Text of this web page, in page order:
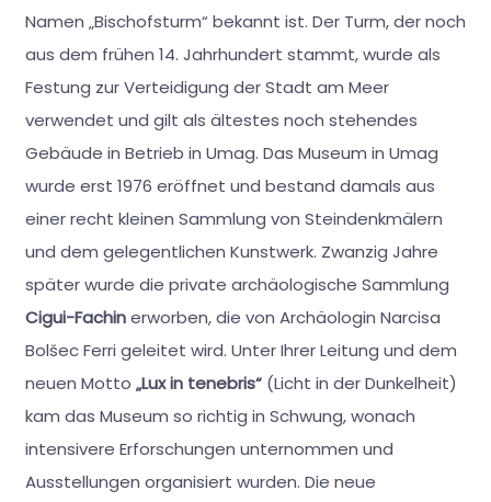
Namen „Bischofsturm“ bekannt ist. Der Turm, der noch
aus dem frühen 14. Jahrhundert stammt, wurde als
Festung zur Verteidigung der Stadt am Meer
verwendet und gilt als ältestes noch stehendes
Gebäude in Betrieb in Umag. Das Museum in Umag
wurde erst 1976 eröffnet und bestand damals aus
einer recht kleinen Sammlung von Steindenkmälern
und dem gelegentlichen Kunstwerk. Zwanzig Jahre
später wurde die private archäologische Sammlung
Cigui-Fachinerworben, die von Archäologin Narcisa
Bolšec Ferri geleitet wird. Unter Ihrer Leitung und dem
neuen Motto „Lux in tenebris“(Licht in der Dunkelheit)
kam das Museum so richtig in Schwung, wonach
intensivere Erforschungen unternommen und
Ausstellungen organisiert wurden. Die neue